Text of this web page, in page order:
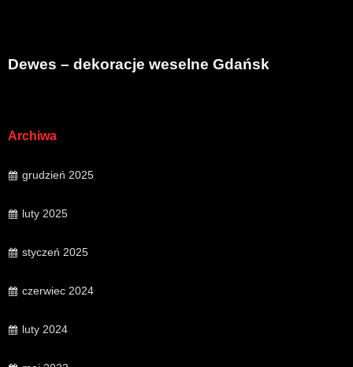
Dewes – dekoracje weselne Gdańsk
Archiwa
grudzień 2025
luty 2025
styczeń 2025
czerwiec 2024
luty 2024